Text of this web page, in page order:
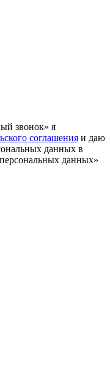
звонок» я
соглашения и даю
данных в
данных»